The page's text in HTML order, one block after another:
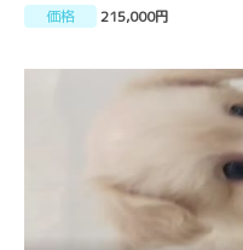
価格
215,000円